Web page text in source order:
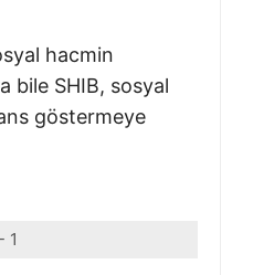
hacmin
bile SHIB, sosyal
göstermeye
1